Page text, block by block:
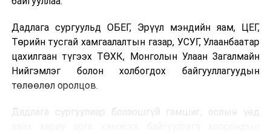
Дадлага сургуульд ОБЕГ, Эрүүл мэндийн яам, ЦЕГ,
Төрийн тусгай хамгаалалтын газар, УСУГ, Улаанбаатар
цахилгаан түгээх ТӨХК, Монголын Улаан Загалмайн
Нийгэмлэг болон холбогдох байгууллагуудын
төлөөлөл оролцов.
Дадлага сургуулиар болзошгүй гамшиг, ослын үед